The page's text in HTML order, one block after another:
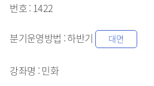
1422
하반기 대면
민화